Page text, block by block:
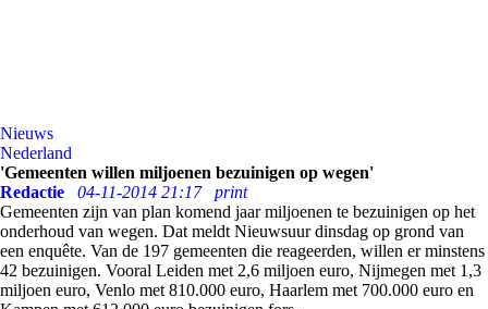
Nieuws
Nederland
'Gemeenten willen miljoenen bezuinigen op wegen'
Redactie
04-11-2014 21:17
print
Gemeenten zijn van plan komend jaar miljoenen te bezuinigen op het
onderhoud van wegen. Dat meldt Nieuwsuur dinsdag op grond van
een enquête. Van de 197 gemeenten die reageerden, willen er minstens
42 bezuinigen. Vooral Leiden met 2,6 miljoen euro, Nijmegen met 1,3
miljoen euro, Venlo met 810.000 euro, Haarlem met 700.000 euro en